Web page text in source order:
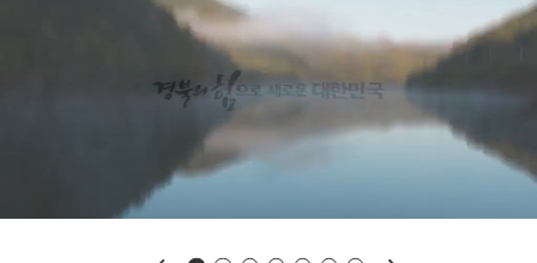
보도자료 재정정보